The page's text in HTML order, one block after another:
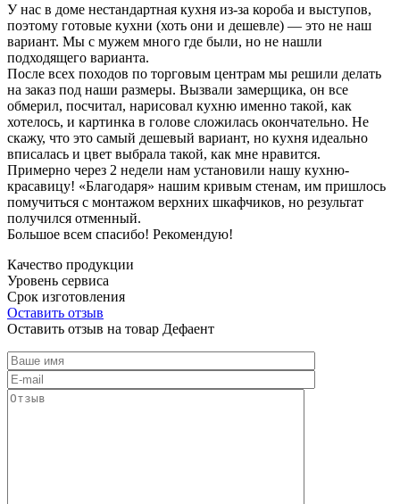
У нас в доме нестандартная кухня из-за короба и выступов,
поэтому готовые кухни (хоть они и дешевле) — это не наш
вариант. Мы с мужем много где были, но не нашли
подходящего варианта.
После всех походов по торговым центрам мы решили делать
на заказ под наши размеры. Вызвали замерщика, он все
обмерил, посчитал, нарисовал кухню именно такой, как
хотелось, и картинка в голове сложилась окончательно. Не
скажу, что это самый дешевый вариант, но кухня идеально
вписалась и цвет выбрала такой, как мне нравится.
Примерно через 2 недели нам установили нашу кухню-
красавицу! «Благодаря» нашим кривым стенам, им пришлось
помучиться с монтажом верхних шкафчиков, но результат
получился отменный.
Большое всем спасибо! Рекомендую!
Качество продукции
Уровень сервиса
Срок изготовления
Оставить отзыв
Оставить отзыв на товар Дефаент